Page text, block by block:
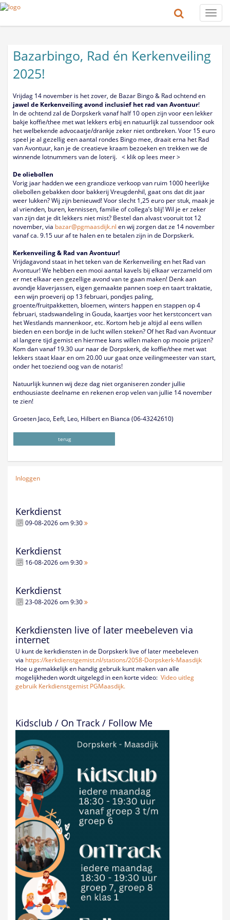
Toggle
Bazarbingo, Rad én Kerkenveiling
2025!
Vrijdag 14 november is het zover, de Bazar Bingo & Rad ochtend en
jawel de Kerkenveiling avond inclusief het rad van Avontuur!
In de ochtend zal de Dorpskerk vanaf half 10 open zijn voor een lekker
bakje koffie/thee met wat lekkers erbij en natuurlijk zal tussendoor ook
het welbekende advocaatje/drankje zeker niet ontbreken. Voor 15 euro
speel je al gezellig een aantal rondes Bingo mee, draait erna het Rad
van Avontuur, kan je de creatieve kraam bezoeken en trekken we de
winnende lotnummers van de loterij. < klik op lees meer >
De oliebollen
Vorig jaar hadden we een grandioze verkoop van ruim 1000 heerlijke
oliebollen gebakken door bakkerij Vreugdenhil, gaat ons dat dit jaar
weer lukken? Wij zijn benieuwd! Voor slecht 1,25 euro per stuk, maak je
al vrienden, buren, kennissen, familie of collega’s blij! Wil je er zeker
van zijn dat je dit lekkers niet mist? Bestel dan alvast vooruit tot 12
november, via bazar@pgmaasdijk.nl en wij zorgen dat ze 14 november
vanaf ca. 9.15 uur af te halen en te betalen zijn in de Dorpskerk.
Kerkenveiling & Rad van Avontuur!
Vrijdagavond staat in het teken van de Kerkenveiling en het Rad van
Avontuur! We hebben een mooi aantal kavels bij elkaar verzameld om
er met elkaar een gezellige avond van te gaan maken! Denk aan
avondje klaverjassen, eigen gemaakte pannen soep en taart traktatie,
een wijn proeverij op 13 februari, pondjes paling,
groente/fruitpakketten, bloemen, winters happen en stappen op 4
februari, stadswandeling in Gouda, kaartjes voor het kerstconcert van
het Westlands mannenkoor, etc. Kortom heb je altijd al eens willen
bieden en een bordje in de lucht willen steken? Of het Rad van Avontuur
al langere tijd gemist en hiermee kans willen maken op mooie prijzen?
Kom dan vanaf 19.30 uur naar de Dorpskerk, de koffie/thee met wat
lekkers staat klaar en om 20.00 uur gaat onze veilingmeester van start,
onder het toeziend oog van de notaris!
Natuurlijk kunnen wij deze dag niet organiseren zonder jullie
enthousiaste deelname en rekenen erop velen van jullie 14 november
te zien!
Groeten Jaco, Eeft, Leo, Hilbert en Bianca (06-43242610)
terug
Inloggen
Kerkdienst
09-08-2026 om 9:30
Kerkdienst
16-08-2026 om 9:30
Kerkdienst
23-08-2026 om 9:30
Kerkdiensten live of later meebeleven via
internet
U kunt de kerkdiensten in de Dorpskerk live of later meebeleven
via https://kerkdienstgemist.nl/stations/2058-Dorpskerk-Maasdijk
Hoe u gemakkelijk en handig gebruik kunt maken van alle
mogelijkheden wordt uitgelegd in een korte video: Video uitleg
gebruik Kerkdienstgemist PGMaasdijk.
Kidsclub / On Track / Follow Me